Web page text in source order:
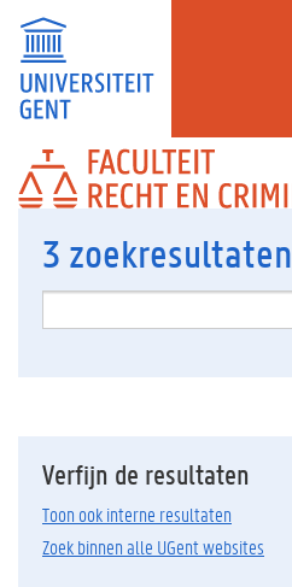
FACULTEIT
RECHT
EN
3 zoekresultaten
Verfijn de resultaten
Toon ook interne resultaten
Zoek binnen alle UGent websites